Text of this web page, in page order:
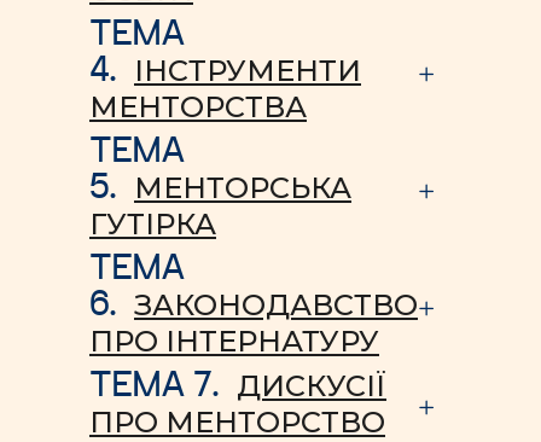
ТЕМА
4.
ІНСТРУМЕНТИ
МЕНТОРСТВА
ТЕМА
5.
МЕНТОРСЬКА
ГУТІРКА
ТЕМА
6. ЗАКОНОДАВСТВО
ПРО ІНТЕРНАТУРУ
ТЕМА 7. ДИСКУСІЇ
ПРО МЕНТОРСТВО